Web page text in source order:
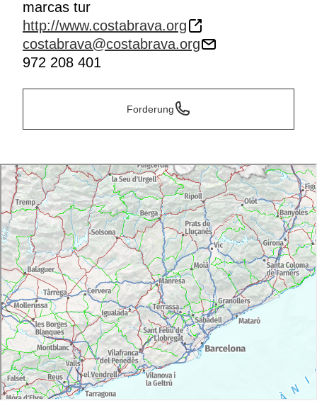
strategisch gelegenen Seen, am Meer oder in der
Nähe der Pyrenäen, ehren diese Anlagen die
Auszeichnung, die die Region erhalten hat.
marcas tur
http://www.costabrava.org
costabrava@costabrava.org
972 208 401
Forderung